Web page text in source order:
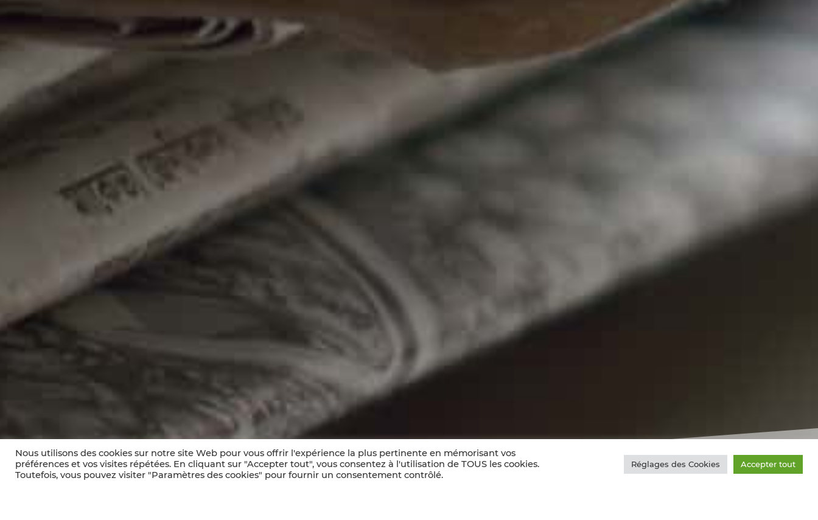
Nous utilisons des cookies sur notre site Web pour vous offrir l'expérience la plus pertinente en mémorisant vos
préférences et vos visites répétées. En cliquant sur "Accepter tout", vous consentez à l'utilisation de TOUS les cookies.
Toutefois, vous pouvez visiter "Paramètres des cookies" pour fournir un consentement contrôlé.
Réglages des Cookies Accepter tout